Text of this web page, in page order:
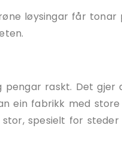
løysingar får tonar
pengar raskt. Det gjer
ein fabrikk med
spesielt for